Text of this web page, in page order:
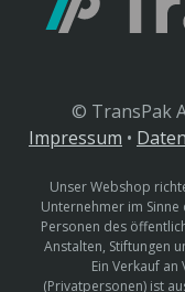
© TransPak
Impressum •
Unser Webshop
Unternehmer im
Personen des
Anstalten, Stiftungen
Ein Verkauf
(Privatpersonen) ist